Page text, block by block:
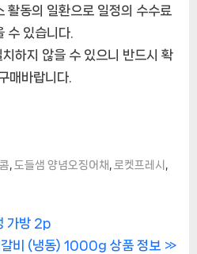
활동의 일환으로 일정의 수수료
수 있습니다.
하지 않을 수 있으니 반드시 확
매바랍니다.
도들샘 양념오징어채 로켓프레시
가방 2p
갈비 (냉동) 1000g 상품 정보